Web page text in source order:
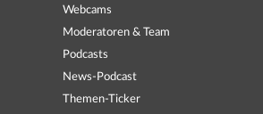
Webcams
Moderatoren & Team
Podcasts
News-Podcast
Themen-Ticker